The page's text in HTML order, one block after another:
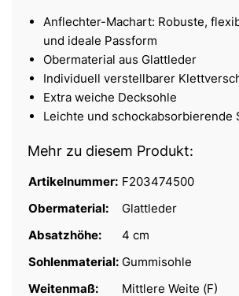
Anflechter-Machart: Robuste,
und ideale Passform
Obermaterial aus Glattleder
Individuell verstellbarer
Extra weiche Decksohle
Leichte und schockabsorbierende
Mehr zu diesem Produkt:
Artikelnummer: F203474500
Obermaterial:
Glattleder
Absatzhöhe:
4 cm
Sohlenmaterial: Gummisohle
Weitenmaß:
Mittlere Weite (F)